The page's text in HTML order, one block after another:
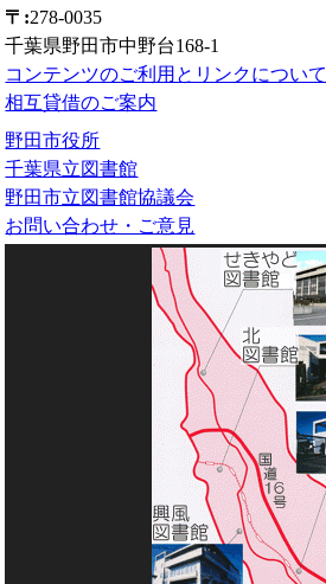
〒:278-0035
千葉県野田市中野台168-1
コンテンツのご利用とリンクについて
相互貸借のご案内
野田市役所
千葉県立図書館
野田市立図書館協議会
お問い合わせ・ご意見